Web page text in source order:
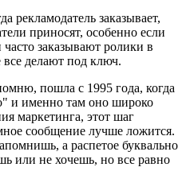
рекламодатель заказывает,
приносят, особенно если
заказывают ролики в
все делают под ключ.
пошла с 1995 года, когда
и именно там оно широко
маркетинга, этот шаг
сообщение лучше ложится.
а распетое буквально
или не хочешь, но все равно